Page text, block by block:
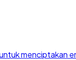
menciptakan